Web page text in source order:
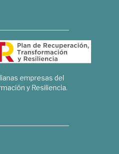
empresas del
y Resiliencia.